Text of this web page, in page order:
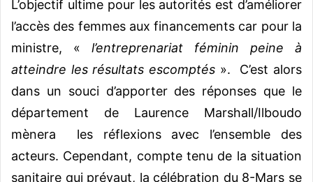
L’objectif ultime pour les autorités est d’améliorer
l’accès des femmes aux financements car pour la
ministre, « l’entreprenariat féminin peine à
atteindre les résultats escomptés ». C’est alors
dans un souci d’apporter des réponses que le
département de Laurence Marshall/Ilboudo
mènera les réflexions avec l’ensemble des
acteurs. Cependant, compte tenu de la situation
sanitaire qui prévaut, la célébration du 8-Mars se